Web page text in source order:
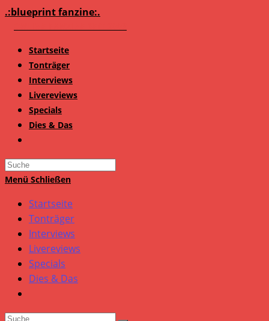
Zum
.:blueprint fanzine:.
Startseite
Tonträger
Interviews
Livereviews
Specials
Dies & Das
Search
this
Menü Schließen
Startseite
Tonträger
Interviews
Livereviews
Specials
Dies & Das